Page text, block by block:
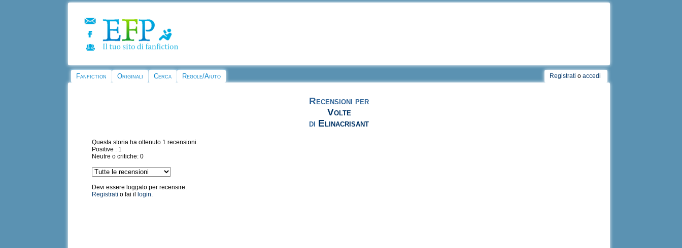
Fanfiction Originali Cerca Regole/Aiuto Registrati o accedi
Recensioni per
Volte
di Elinacrisant
Questa storia ha ottenuto 1 recensioni.
Positive : 1
Neutre o critiche: 0
Devi essere loggato per recensire.
Registrati o fai il login.